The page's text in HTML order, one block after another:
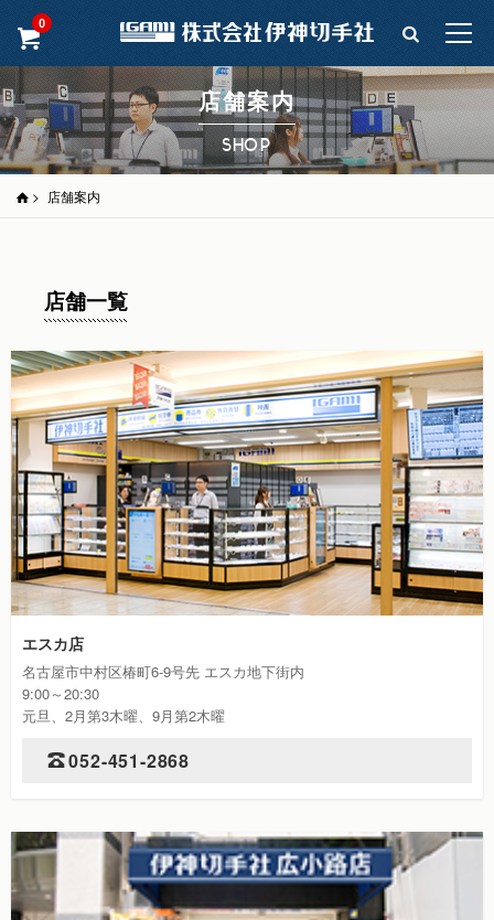
0
店舗案内
SHOP
> 店舗案内
店舗一覧
エスカ店
名古屋市中村区椿町6-9号先 エスカ地下街内
9:00～20:30
元旦、2月第3木曜、9月第2木曜
052-451-2868